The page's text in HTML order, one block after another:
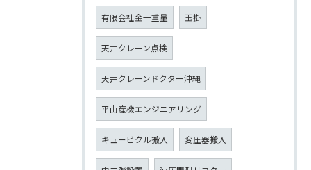
有限会社金一重量 玉掛
天井クレーン点検
天井クレーンドクター沖縄
平山産機エンジニアリング
キュービクル搬入 変圧器搬入